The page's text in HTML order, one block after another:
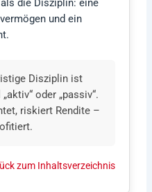
die Disziplin: eine
und ein
Disziplin ist
oder „passiv“.
riskiert Rendite –
zum Inhaltsverzeichnis